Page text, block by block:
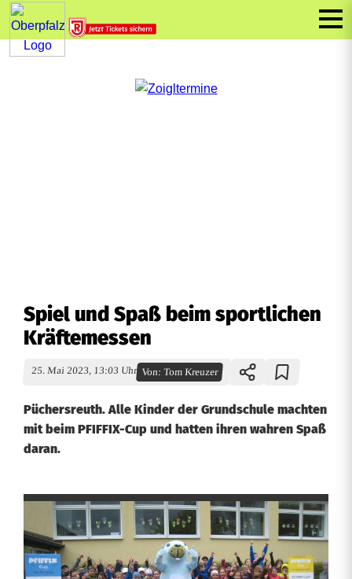
Spiel und Spaß beim sportlichen
Kräftemessen
25. Mai 2023, 13:03 Uhr Von: Tom Kreuzer
Püchersreuth. Alle Kinder der Grundschule machten
mit beim PFIFFIX-Cup und hatten ihren wahren Spaß
daran.
S
p
i